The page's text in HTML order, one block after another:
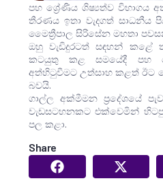
පහ ශ්‍රේණිය ශිෂ්‍යත්ව විභාගය
තීරණය ඉතා වැදගත් සාධනීය
මෛත්‍රීපාල සිරිසේන මහතා
ඔහු වැඩිදුරටත් සඳහන් කළේ
කටයුතු කළ සමයේදී පහ
අත්හිටුවීමට උත්සාහ කළත් ඊට
බවයි.
ගාල්ල අක්මීමන ප්‍රදේශයේ
වැඩසටහනකට එක්වෙමින් හිටපු
පල කළා.
Share